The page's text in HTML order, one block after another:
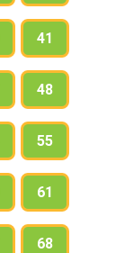
41
48
55
61
68